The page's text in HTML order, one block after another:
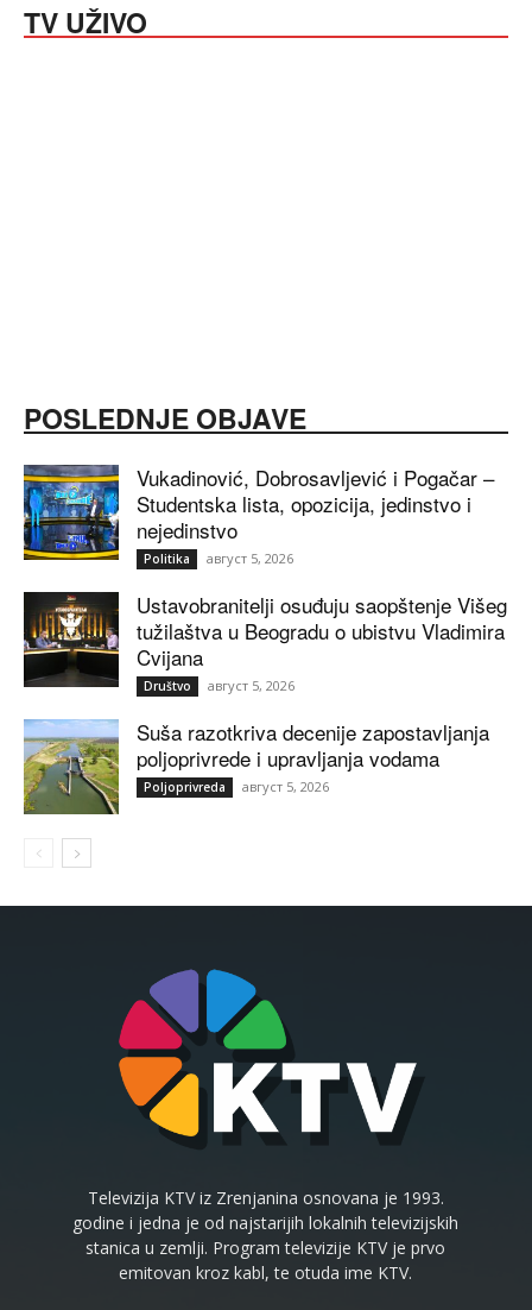
TV UŽIVO
POSLEDNJE OBJAVE
Vukadinović, Dobrosavljević i Pogačar –
Studentska lista, opozicija, jedinstvo i
nejedinstvo
Politika август 5, 2026
Ustavobranitelji osuđuju saopštenje Višeg
tužilaštva u Beogradu o ubistvu Vladimira
Cvijana
Društvo август 5, 2026
Suša razotkriva decenije zapostavljanja
poljoprivrede i upravljanja vodama
Poljoprivreda август 5, 2026
Televizija KTV iz Zrenjanina osnovana je 1993.
godine i jedna je od najstarijih lokalnih televizijskih
stanica u zemlji. Program televizije KTV je prvo
emitovan kroz kabl, te otuda ime KTV.